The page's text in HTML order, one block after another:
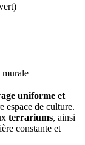
murale
uniforme et
espace de culture.
terrariums, ainsi
constante et